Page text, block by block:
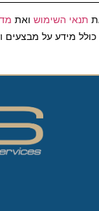
השימושואת מדיניות
מידע על מבצעים